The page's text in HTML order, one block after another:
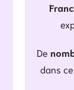
De
dans